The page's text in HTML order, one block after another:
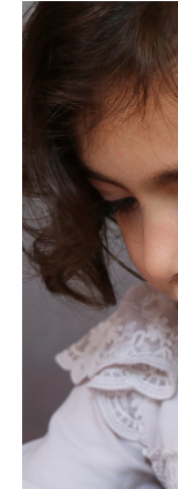
OFERTA
poradnia
poradnia
diagnozy
AAC
terapia SI
poradnia
treningi
zajęcia